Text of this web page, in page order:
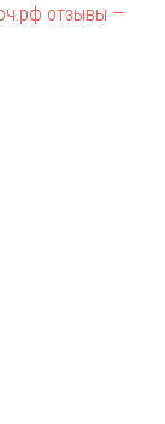
отзывы —